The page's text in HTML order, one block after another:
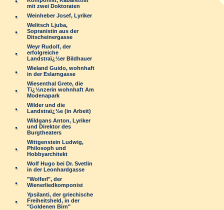
mit zwei Doktoraten
Weinheber Josef, Lyriker
Welitsch Ljuba,
Sopranistin aus der
Ditscheinergasse
Weyr Rudolf, der
erfolgreiche
Landstraï¿½er Bildhauer
Wieland Guido, wohnhaft
in der Eslarngasse
Wiesenthal Grete, die
Tï¿½nzerin wohnhaft Am
Modenapark
Wilder und die
Landstraï¿½e (in Arbeit)
Wildgans Anton, Lyriker
und Direktor des
Burgtheaters
Wittgenstein Ludwig,
Philosoph und
Hobbyarchitekt
Wolf Hugo bei Dr. Svetlin
in der Leonhardgasse
"Wolferl", der
Wienerliedkomponist
Ypsilanti, der griechische
Freiheitsheld, in der
"Goldenen Birn"